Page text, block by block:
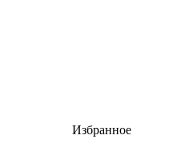
Избранное